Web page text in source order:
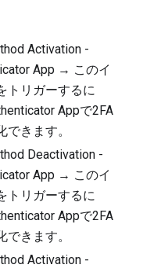
Activation -
App → このイ
トリガーするに
Appで2FA
できます。
Deactivation -
App → このイ
トリガーするに
Appで2FA
できます。
Activation -